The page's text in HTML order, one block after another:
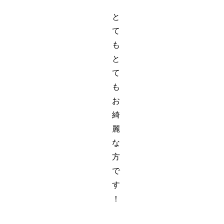
と
て
も
と
て
も
お
綺
麗
な
方
で
す
！